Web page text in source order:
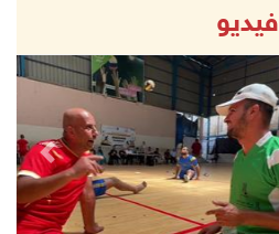
فيديو